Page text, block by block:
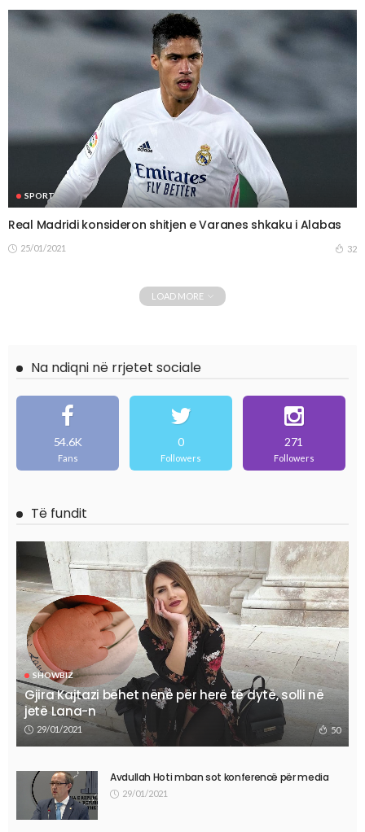
SPORT
Real Madridi konsideron shitjen e Varanes shkaku i Alabas
25/01/2021 32
LOAD MORE
Na ndiqni në rrjetet sociale
54.6K
Fans
0
Followers
271
Followers
Të fundit
SHOWBIZ
Gjira Kajtazi bëhet nënë për herë të dytë, solli në
jetë Lana-n
29/01/2021 50
Avdullah Hoti mban sot konferencë për media
29/01/2021